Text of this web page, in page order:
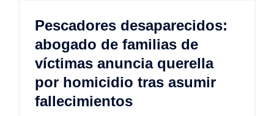
Pescadores desaparecidos:
abogado de familias de
víctimas anuncia querella
por homicidio tras asumir
fallecimientos